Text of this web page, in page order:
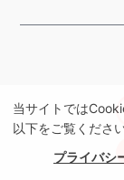
当サイトでは
以下をご覧ください
プライバシ